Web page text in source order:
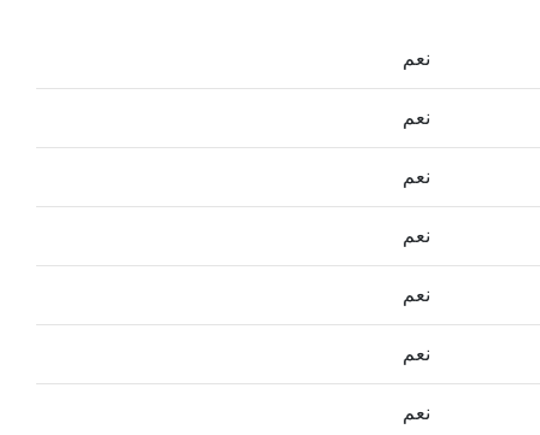
نعم
نعم
نعم
نعم
نعم
نعم
نعم